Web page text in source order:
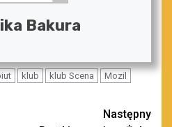
Bakura
klub klub Scena
Mozil
Następny